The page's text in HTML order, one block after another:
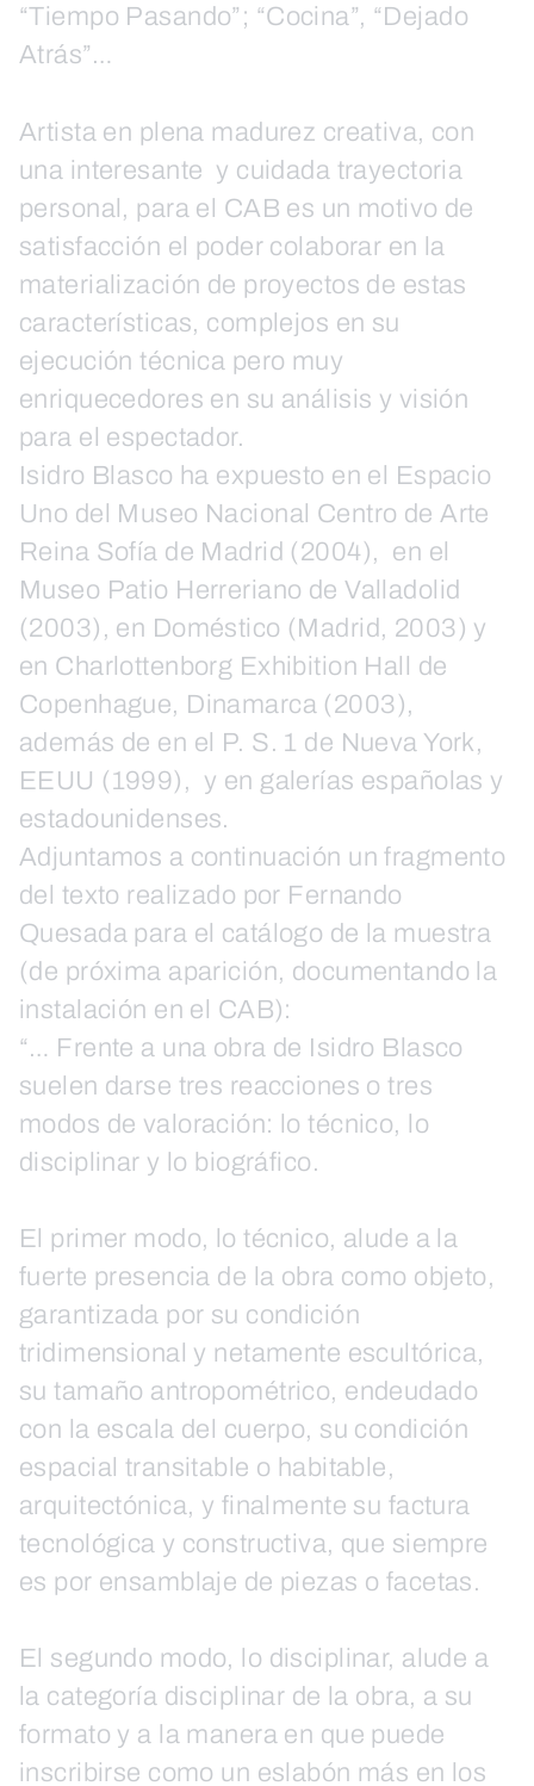
“Tiempo Pasando”; “Cocina”, “Dejado
Atrás”…
Artista en plena madurez creativa, con
una interesante y cuidada trayectoria
personal, para el CAB es un motivo de
satisfacción el poder colaborar en la
materialización de proyectos de estas
características, complejos en su
ejecución técnica pero muy
enriquecedores en su análisis y visión
para el espectador.
Isidro Blasco ha expuesto en el Espacio
Uno del Museo Nacional Centro de Arte
Reina Sofía de Madrid (2004), en el
Museo Patio Herreriano de Valladolid
(2003), en Doméstico (Madrid, 2003) y
en Charlottenborg Exhibition Hall de
Copenhague, Dinamarca (2003),
además de en el P. S. 1 de Nueva York,
EEUU (1999), y en galerías españolas y
estadounidenses.
Adjuntamos a continuación un fragmento
del texto realizado por Fernando
Quesada para el catálogo de la muestra
(de próxima aparición, documentando la
instalación en el CAB):
“… Frente a una obra de Isidro Blasco
suelen darse tres reacciones o tres
modos de valoración: lo técnico, lo
disciplinar y lo biográfico.
El primer modo, lo técnico, alude a la
fuerte presencia de la obra como objeto,
garantizada por su condición
tridimensional y netamente escultórica,
su tamaño antropométrico, endeudado
con la escala del cuerpo, su condición
espacial transitable o habitable,
arquitectónica, y finalmente su factura
tecnológica y constructiva, que siempre
es por ensamblaje de piezas o facetas.
El segundo modo, lo disciplinar, alude a
la categoría disciplinar de la obra, a su
formato y a la manera en que puede
inscribirse como un eslabón más en los